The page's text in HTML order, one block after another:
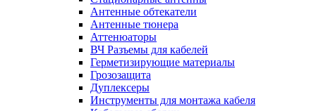
Антенные обтекатели
Антенные тюнера
Аттенюаторы
ВЧ Разъемы для кабелей
Герметизирующие материалы
Грозозащита
Дуплексеры
Инструменты для монтажа кабеля